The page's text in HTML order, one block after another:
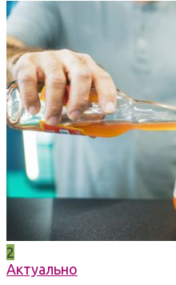
2
Актуально